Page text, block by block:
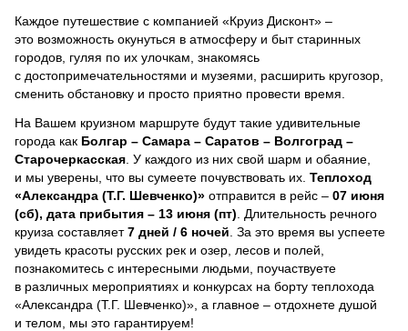
Каждое путешествие с компанией «Круиз Дисконт» –
это возможность окунуться в атмосферу и быт старинных
городов, гуляя по их улочкам, знакомясь
с достопримечательностями и музеями, расширить кругозор,
сменить обстановку и просто приятно провести время.
На Вашем круизном маршруте будут такие удивительные
города как Болгар – Самара – Саратов – Волгоград –
Старочеркасская . У каждого из них свой шарм и обаяние,
и мы уверены, что вы сумеете почувствовать их. Теплоход
«Александра (Т.Г. Шевченко)» отправится в рейс – 07 июня
(сб), дата прибытия – 13 июня (пт) . Длительность речного
круиза составляет7 дней / 6 ночей За это время вы успеете
увидеть красоты русских рек и озер, лесов и полей,
познакомитесь с интересными людьми, поучаствуете
в различных мероприятиях и конкурсах на борту теплохода
«Александра (Т.Г. Шевченко)», а главное – отдохнете душой
и телом, мы это гарантируем!